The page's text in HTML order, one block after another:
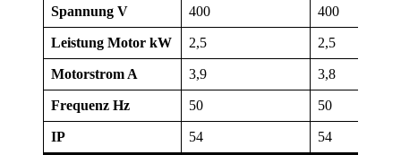
Spannung V 400 400
Leistung Motor kW 2,5 2,5
Motorstrom A 3,9 3,8
Frequenz Hz 50 50
IP 54 54